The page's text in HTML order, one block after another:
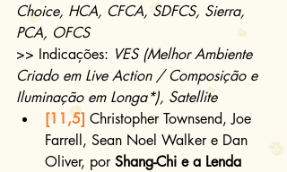
Choice, HCA, CFCA, SDFCS, Sierra,
PCA, OFCS
>> Indicações: VES (Melhor Ambiente
Criado em Live Action / Composição e
Iluminação em Longa*), Satellite
[11,5] Christopher Townsend, Joe
Farrell, Sean Noel Walker e Dan
Oliver, por Shang-Chi e a Lenda